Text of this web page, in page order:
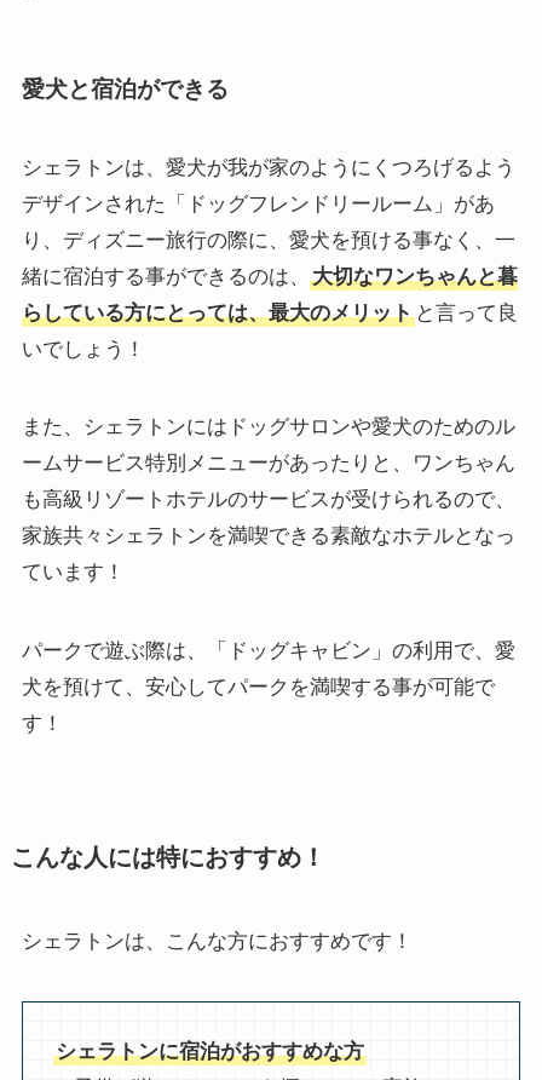
愛犬と宿泊ができる
シェラトンは、愛犬が我が家のようにくつろげるよう
デザインされた「ドッグフレンドリールーム」があ
り、ディズニー旅行の際に、愛犬を預ける事なく、一
緒に宿泊する事ができるのは、
大切なワンちゃんと暮
らしている方にとっては、最大のメリットと言って良
いでしょう！
また、シェラトンにはドッグサロンや愛犬のためのル
ームサービス特別メニューがあったりと、ワンちゃん
も高級リゾートホテルのサービスが受けられるので、
家族共々シェラトンを満喫できる素敵なホテルとなっ
ています！
パークで遊ぶ際は、「ドッグキャビン」の利用で、愛
犬を預けて、安心してパークを満喫する事が可能で
す！
こんな人には特におすすめ！
シェラトンは、こんな方におすすめです！
シェラトンに宿泊がおすすめな方